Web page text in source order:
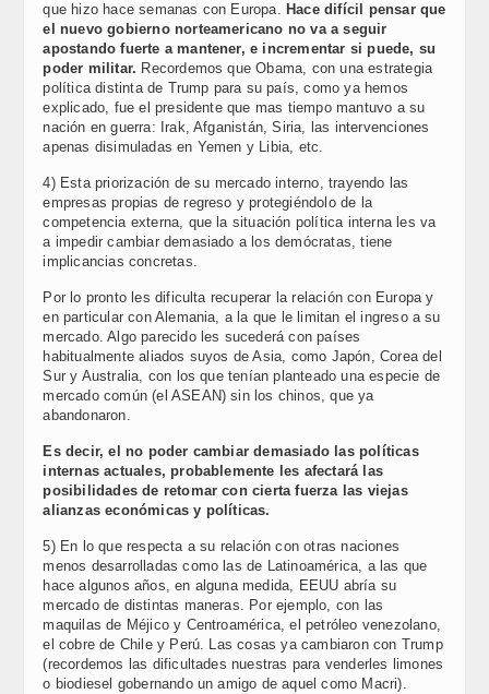
que hizo hace semanas con Europa. Hace difícil pensar que
el nuevo gobierno norteamericano no va a seguir
apostando fuerte a mantener, e incrementar si puede, su
poder militar. Recordemos que Obama, con una estrategia
política distinta de Trump para su país, como ya hemos
explicado, fue el presidente que mas tiempo mantuvo a su
nación en guerra: Irak, Afganistán, Siria, las intervenciones
apenas disimuladas en Yemen y Libia, etc.
4) Esta priorización de su mercado interno, trayendo las
empresas propias de regreso y protegiéndolo de la
competencia externa, que la situación política interna les va
a impedir cambiar demasiado a los demócratas, tiene
implicancias concretas.
Por lo pronto les dificulta recuperar la relación con Europa y
en particular con Alemania, a la que le limitan el ingreso a su
mercado. Algo parecido les sucederá con países
habitualmente aliados suyos de Asia, como Japón, Corea del
Sur y Australia, con los que tenían planteado una especie de
mercado común (el ASEAN) sin los chinos, que ya
abandonaron.
Es decir, el no poder cambiar demasiado las políticas
internas actuales, probablemente les afectará las
posibilidades de retomar con cierta fuerza las viejas
alianzas económicas y políticas.
5) En lo que respecta a su relación con otras naciones
menos desarrolladas como las de Latinoamérica, a las que
hace algunos años, en alguna medida, EEUU abría su
mercado de distintas maneras. Por ejemplo, con las
maquilas de Méjico y Centroamérica, el petróleo venezolano,
el cobre de Chile y Perú. Las cosas ya cambiaron con Trump
(recordemos las dificultades nuestras para venderles limones
o biodiesel gobernando un amigo de aquel como Macri).